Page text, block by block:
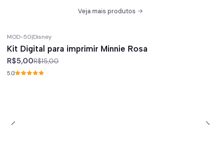
Veja mais produtos
MOD-50|Disney
Kit Digital para imprimir Minnie Rosa
R$5,00R$15,00
5.0